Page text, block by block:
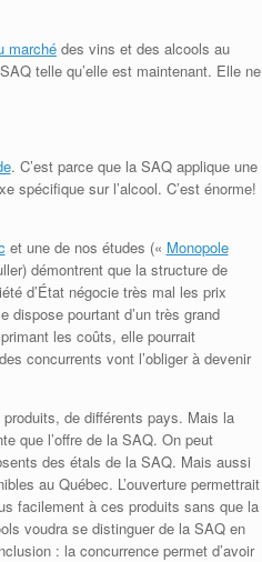
marché des vins et des alcools au
telle qu’elle est maintenant. Elle ne
. C’est parce que la SAQ applique une
spécifique sur l’alcool. C’est énorme!
et une de nos études (« Monopole
démontrent que la structure de
d’État négocie très mal les prix
dispose pourtant d’un très grand
les coûts, elle pourrait
concurrents vont l’obliger à devenir
de différents pays. Mais la
que l’offre de la SAQ. On peut
des étals de la SAQ. Mais aussi
au Québec. L’ouverture permettrait
facilement à ces produits sans que la
voudra se distinguer de la SAQ en
: la concurrence permet d’avoir